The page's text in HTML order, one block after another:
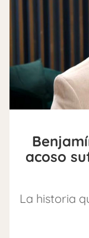
acoso
La historia